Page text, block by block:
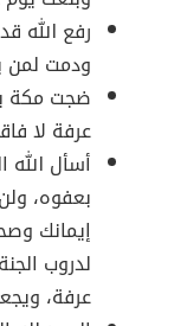
رفع الله
ودمت لمن
ضجت مكة
عرفة لا
أسأل الله
بعفوه،
إيمانك
لدروب
عرفة،